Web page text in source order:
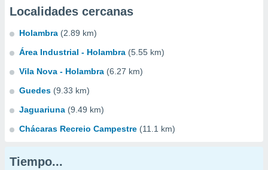
Localidades cercanas
Holambra (2.89 km)
Área Industrial - Holambra (5.55 km)
Vila Nova - Holambra (6.27 km)
Guedes (9.33 km)
Jaguariuna (9.49 km)
Chácaras Recreio Campestre (11.1 km)
Tiempo...